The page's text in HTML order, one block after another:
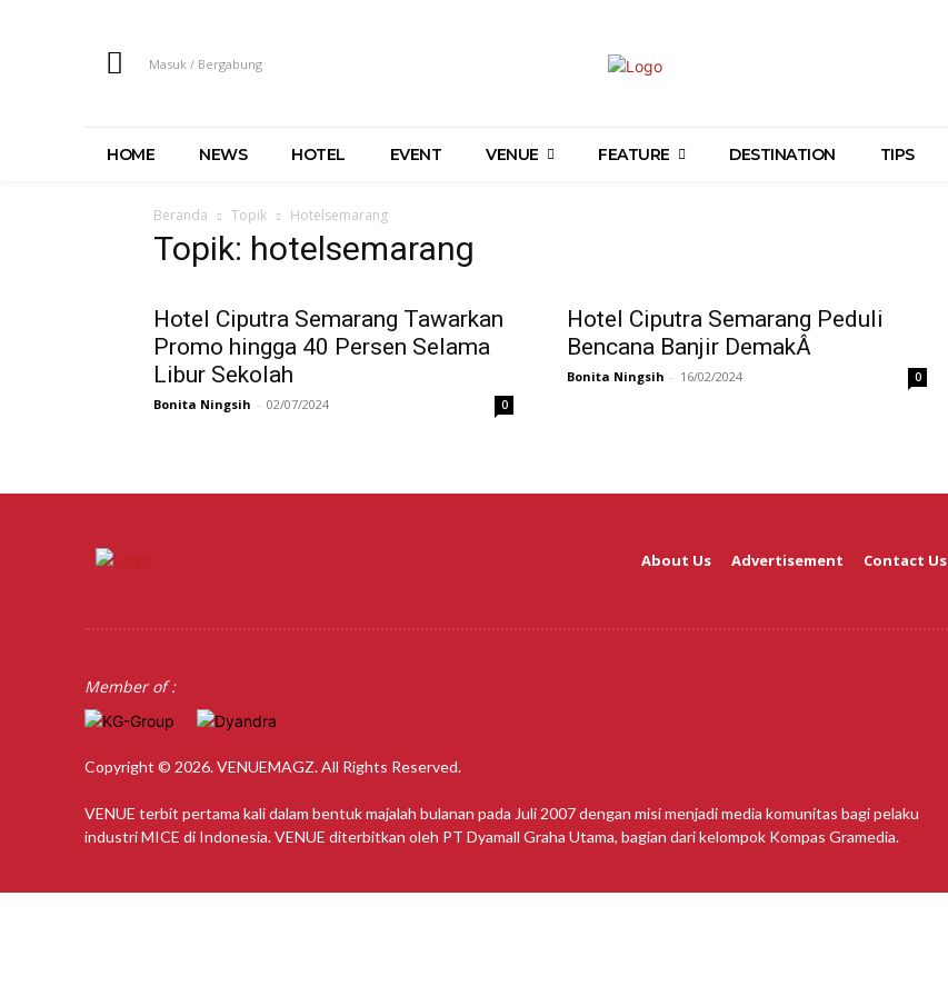
Masuk / Bergabung
HOME NEWS HOTEL EVENT VENUE FEATURE DESTINATION TIPS
Beranda Topik Hotelsemarang
Topik: hotelsemarang
Hotel Ciputra Semarang Tawarkan
Promo hingga 40 Persen Selama
Libur Sekolah
Bonita Ningsih - 02/07/2024 0
Hotel Ciputra Semarang Peduli
Bencana Banjir DemakÂ
Bonita Ningsih - 16/02/2024 0
About Us Advertisement Contact Us
Member of :
Copyright © 2026. VENUEMAGZ. All Rights Reserved.
VENUE terbit pertama kali dalam bentuk majalah bulanan pada Juli 2007 dengan misi menjadi media komunitas bagi pelaku
industri MICE di Indonesia. VENUE diterbitkan oleh PT Dyamall Graha Utama, bagian dari kelompok Kompas Gramedia.